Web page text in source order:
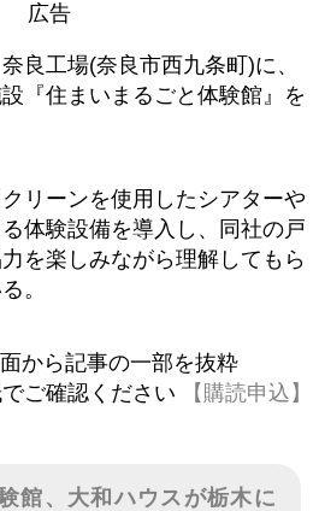
広告
良工場(奈良市西九条町)に、
『住まいまるごと体験館』を
リーンを使用したシアターや
体験設備を導入し、同社の戸
を楽しみながら理解してもら
。
から記事の一部を抜粋
ご確認ください
【購読申込】
館、大和ハウスが栃木に